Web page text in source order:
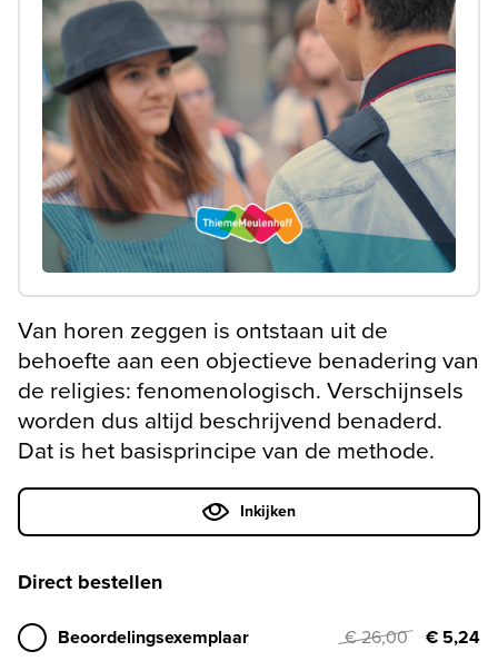
Van horen zeggen is ontstaan uit de
behoefte aan een objectieve benadering van
de religies: fenomenologisch. Verschijnsels
worden dus altijd beschrijvend benaderd.
Dat is het basisprincipe van de methode.
Inkijken
Direct bestellen
Beoordelingsexemplaar € 26,00
€ 5,24